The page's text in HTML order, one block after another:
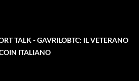
TALK - GAVRILOBTC: IL VETERANO
ITALIANO